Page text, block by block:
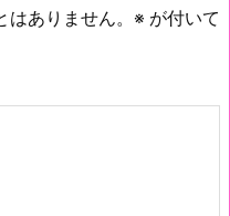
ありません。 ※ が付いて